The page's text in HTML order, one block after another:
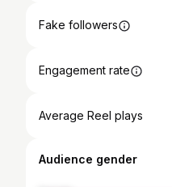
Fake followers
Engagement rate
Average Reel plays
Audience gender